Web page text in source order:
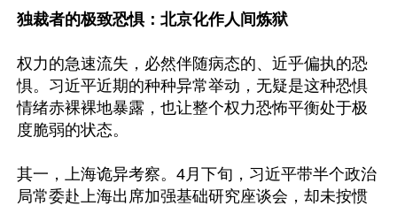
独裁者的极致恐惧：北京化作人间炼狱
权力的急速流失，必然伴随病态的、近乎偏执的恐
惧。习近平近期的种种异常举动，无疑是这种恐惧
情绪赤裸裸地暴露，也让整个权力恐怖平衡处于极
度脆弱的状态。
其一，上海诡异考察。4月下旬，习近平带半个政治
局常委赴上海出席加强基础研究座谈会，却未按惯